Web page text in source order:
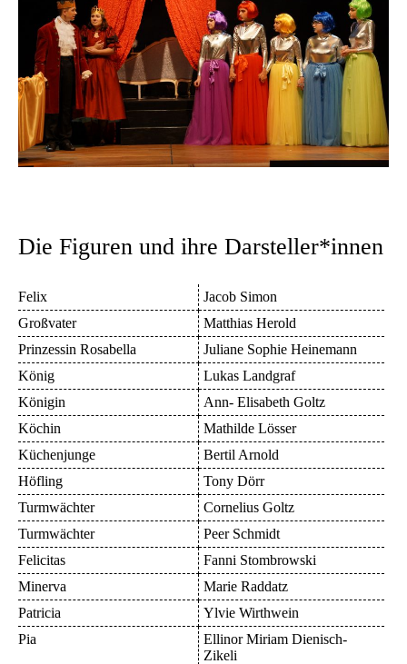
Die Figuren und ihre Darsteller*innen
Felix
Jacob Simon
Großvater
Matthias Herold
Prinzessin Rosabella
Juliane Sophie Heinemann
König
Lukas Landgraf
Königin
Ann- Elisabeth Goltz
Köchin
Mathilde Lösser
Küchenjunge
Bertil Arnold
Höfling
Tony Dörr
Turmwächter
Cornelius Goltz
Turmwächter
Peer Schmidt
Felicitas
Fanni Stombrowski
Minerva
Marie Raddatz
Patricia
Ylvie Wirthwein
Pia
Ellinor Miriam Dienisch-
Zikeli